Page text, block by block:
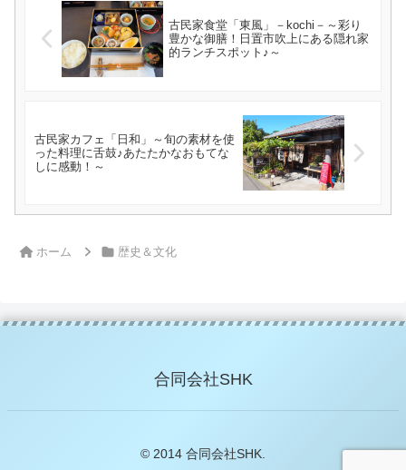
古民家食堂「東風」－kochi－～彩り
豊かな御膳！日置市吹上にある隠れ家
的ランチスポット♪～
古民家カフェ「日和」～旬の素材を使
った料理に舌鼓♪あたたかなおもてな
しに感動！～
ホーム 歴史＆文化
合同会社SHK
© 2014 合同会社SHK.